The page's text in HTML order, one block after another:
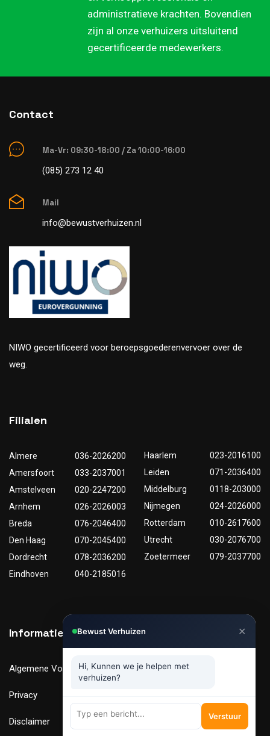
administratieve krachten. Bovendien
zijn al onze verhuizers uitsluitend
gecertificeerde medewerkers.
Contact
Ma-Vr: 09:30-18:00 / Za 10:00-16:00
(085) 273 12 40
Mail
info@bewustverhuizen.nl
NIWO gecertificeerd voor beroepsgoederenvervoer over de
weg.
Filialen
Almere
036-2026200
Amersfoort
033-2037001
Amstelveen
020-2247200
Arnhem
026-2026003
Breda
076-2046400
Den Haag
070-2045400
Dordrecht
078-2036200
Eindhoven
040-2185016
Haarlem
023-2016100
Leiden
071-2036400
Middelburg
0118-203000
Nijmegen
024-2026000
Rotterdam
010-2617600
Utrecht
030-2076700
Zoetermeer
079-2037700
Informatie
Algemene Voorwaarden
Privacy
Disclaimer
Nuttige links
Tarieven
Bewust Verhuizen ✕
Hi, Kunnen we je helpen met
verhuizen?
Verstuur